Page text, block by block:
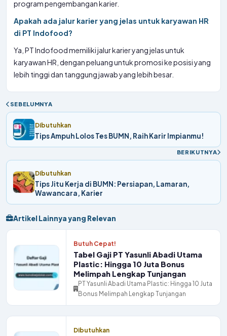
program pengembangan karier.
Apakah ada jalur karier yang jelas untuk karyawan HR
di PT Indofood?
Ya, PT Indofood memiliki jalur karier yang jelas untuk
karyawan HR, dengan peluang untuk promosi ke posisi yang
lebih tinggi dan tanggung jawab yang lebih besar.
SEBELUMNYA
Dibutuhkan
Tips Ampuh Lolos Tes BUMN, Raih Karir Impianmu!
BERIKUTNYA
Dibutuhkan
Tips Jitu Kerja di BUMN: Persiapan, Lamaran,
Wawancara, Karier
Artikel Lainnya yang Relevan
Butuh Cepat!
Tabel Gaji PT Yasunli Abadi Utama
Plastic: Hingga 10 Juta Bonus
Melimpah Lengkap Tunjangan
PT Yasunli Abadi Utama Plastic: Hingga 10 Juta
Bonus Melimpah Lengkap Tunjangan
Dibutuhkan